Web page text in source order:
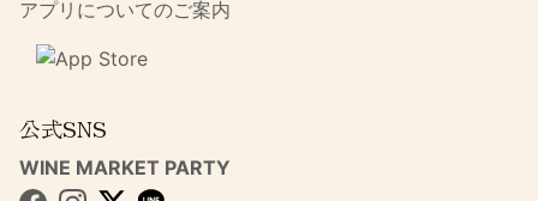
アプリについてのご案内
公式SNS
WINE MARKET PARTY